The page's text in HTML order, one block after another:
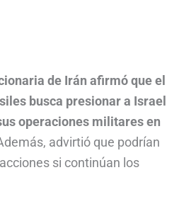
de Irán afirmó que el
busca presionar a Israel
operaciones militares en
advirtió que podrían
si continúan los